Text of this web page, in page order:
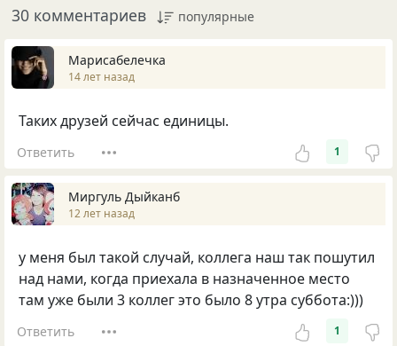
30 комментариев популярные
Марисабелечка
14 лет назад
Таких друзей сейчас единицы.
Ответить 1
Миргуль Дыйканб
12 лет назад
у меня был такой случай, коллега наш так пошутил
над нами, когда приехала в назначенное место
там уже были 3 коллег это было 8 утра суббота:)))
Ответить 1